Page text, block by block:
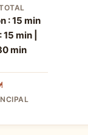
: 15 min
15 min |
min